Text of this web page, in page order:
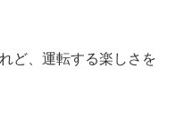
ど、運転する楽しさを